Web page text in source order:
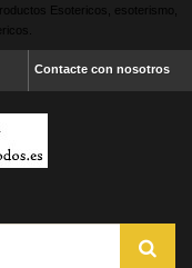
Esotericos, esoterismo,
Contacte con nosotros